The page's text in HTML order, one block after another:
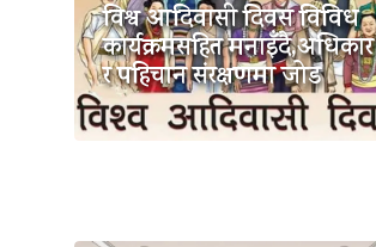
विश्व आदिवासी दिवस विविध
कार्यक्रमसहित मनाइँदै,अधिकार
र पहिचान संरक्षणमा जोड